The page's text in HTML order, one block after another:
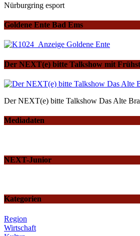
Nürburgring esport
Goldene Ente Bad Ems
Der NEXT(e) bitte Talkshow mit
Der NEXT(e) bitte Talkshow Das Alte
Mediadaten
NEXT-Junior
Kategorien
Region
Wirtschaft